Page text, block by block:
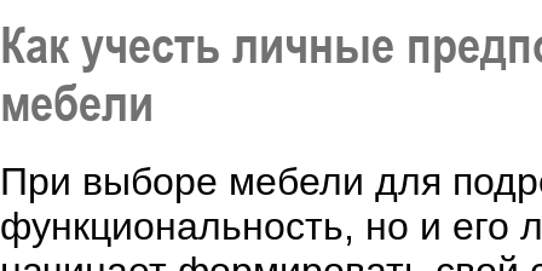
Как учесть личные
мебели
При выборе мебели для
функциональность, но и его